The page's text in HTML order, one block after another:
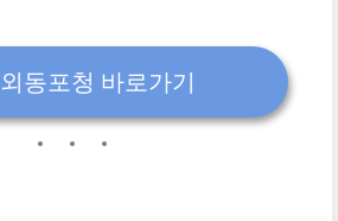
동포청 바로가기